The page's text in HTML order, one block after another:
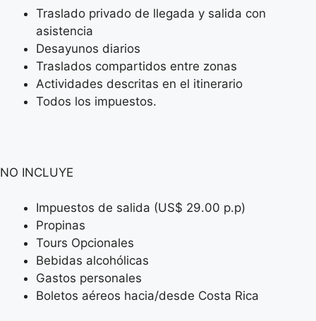
Traslado privado de llegada y salida con
asistencia
Desayunos diarios
Traslados compartidos entre zonas
Actividades descritas en el itinerario
Todos los impuestos.
NO INCLUYE
Impuestos de salida (US$ 29.00 p.p)
Propinas
Tours Opcionales
Bebidas alcohólicas
Gastos personales
Boletos aéreos hacia/desde Costa Rica